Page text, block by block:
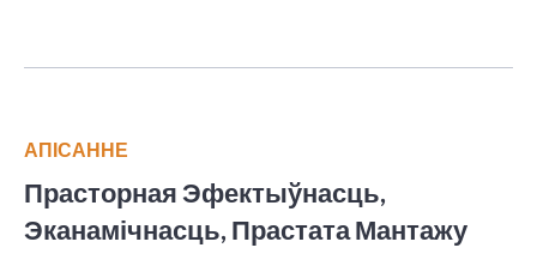
АПІСАННЕ
Прасторная Эфектыўнасць,
Эканамічнасць, Прастата Мантажу